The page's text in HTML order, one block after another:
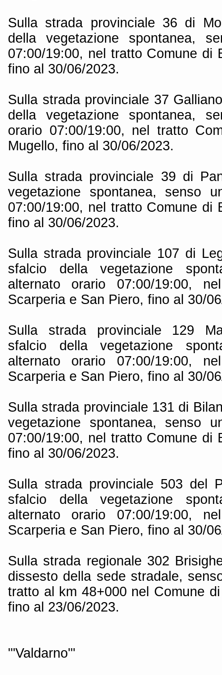
Sulla strada provinciale 36 di
della vegetazione spontanea,
07:00/19:00, nel tratto Comune di
fino al 30/06/2023.
Sulla strada provinciale 37
della vegetazione spontanea,
orario 07:00/19:00, nel tratto
Mugello, fino al 30/06/2023.
Sulla strada provinciale 39 di
vegetazione spontanea, senso
07:00/19:00, nel tratto Comune di
fino al 30/06/2023.
Sulla strada provinciale 107 di
sfalcio della vegetazione
alternato orario 07:00/19:00,
Scarperia e San Piero, fino al 30/
Sulla strada provinciale 129
sfalcio della vegetazione
alternato orario 07:00/19:00,
Scarperia e San Piero, fino al 30/
Sulla strada provinciale 131 di
vegetazione spontanea, senso
07:00/19:00, nel tratto Comune di
fino al 30/06/2023.
Sulla strada provinciale 503 del
sfalcio della vegetazione
alternato orario 07:00/19:00,
Scarperia e San Piero, fino al 30/
Sulla strada regionale 302
dissesto della sede stradale,
tratto al km 48+000 nel Comune
fino al 23/06/2023.
'''Valdarno'''